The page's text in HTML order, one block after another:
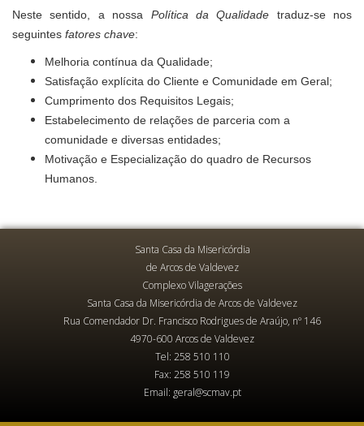
Neste sentido, a nossa Política da Qualidade traduz-se nos
seguintes fatores chave:
Melhoria contínua da Qualidade;
Satisfação explícita do Cliente e Comunidade em Geral;
Cumprimento dos Requisitos Legais;
Estabelecimento de relações de parceria com a
comunidade e diversas entidades;
Motivação e Especialização do quadro de Recursos
Humanos.
Santa Casa da Misericórdia
de Arcos de Valdevez
Complexo Vilagerações
Santa Casa da Misericórdia de Arcos de Valdevez
Rua Comendador Dr. Francisco Rodrigues de Araújo, nº 146
4970-600 Arcos de Valdevez
Tel: 258 510 110
Fax: 258 510 119
Email: geral@scmav.pt